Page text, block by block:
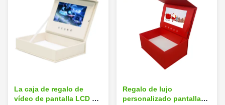
La caja de regalo de
vídeo de pantalla LCD La
Regalo de lujo
personalizado pantalla